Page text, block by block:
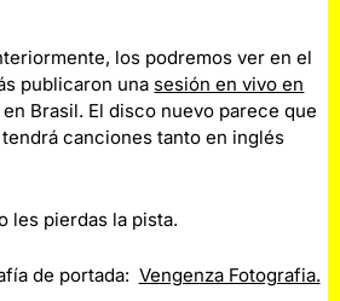
los podremos ver en el
publicaron una sesión en vivo en
Brasil. El disco nuevo parece que
canciones tanto en inglés
les pierdas la pista.
de portada: Vengenza Fotografia.